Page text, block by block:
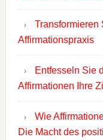
Transformieren
Affirmationspraxis
Entfesseln Sie
Affirmationen Ihre
Wie
Die Macht des